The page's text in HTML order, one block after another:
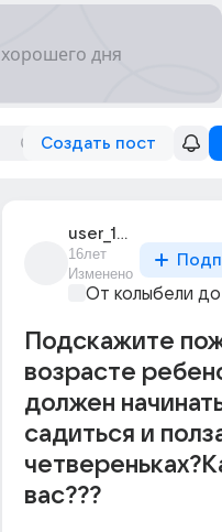
Создать пост
user_19802689
16лет
Изменено
От колыбели
Подскажите
возрасте
должен
садиться и
вас???